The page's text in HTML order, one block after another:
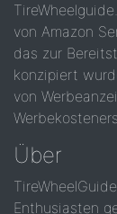
von Amazon
das zur
konzipiert
von
Über
Enthusiasten